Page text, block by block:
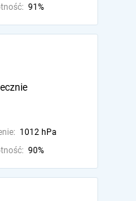
91%
1012 hPa
90%